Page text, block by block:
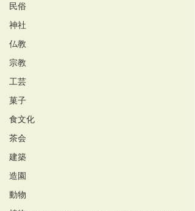
民俗
神社
仏教
宗教
工芸
菓子
食文化
茶会
建築
造園
動物